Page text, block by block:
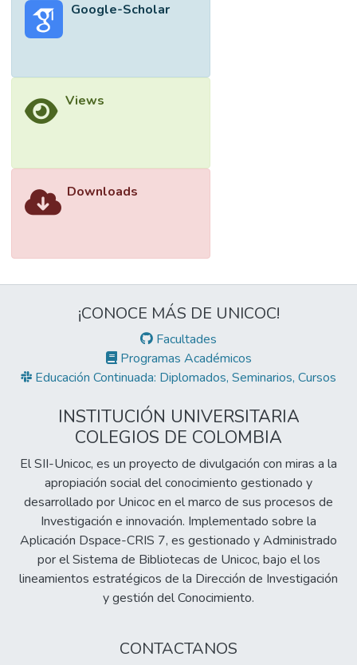
Google-Scholar
Views
Downloads
¡CONOCE MÁS DE UNICOC!
Facultades
Programas Académicos
Educación Continuada: Diplomados, Seminarios, Cursos
INSTITUCIÓN UNIVERSITARIA
COLEGIOS DE COLOMBIA
El SII-Unicoc, es un proyecto de divulgación con miras a la
apropiación social del conocimiento gestionado y
desarrollado por Unicoc en el marco de sus procesos de
Investigación e innovación. Implementado sobre la
Aplicación Dspace-CRIS 7, es gestionado y Administrado
por el Sistema de Bibliotecas de Unicoc, bajo el los
lineamientos estratégicos de la Dirección de Investigación
y gestión del Conocimiento.
CONTACTANOS